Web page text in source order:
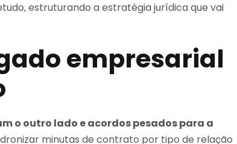
estruturando a estratégia jurídica que vai
empresarial
o outro lado e acordos pesados para a
minutas de contrato por tipo de relação